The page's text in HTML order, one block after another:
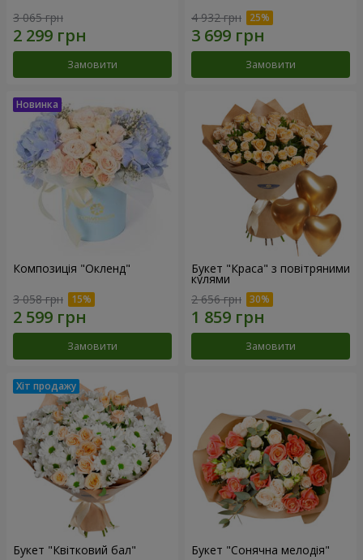
3 065 грн
Замовити
4 932 грн
Замовити
Композиція "Окленд"
3 058 грн
Замовити
Букет "Краса" з повітряними
кулями
2 656 грн
Замовити
Букет "Квітковий бал" Букет "Сонячна мелодія"